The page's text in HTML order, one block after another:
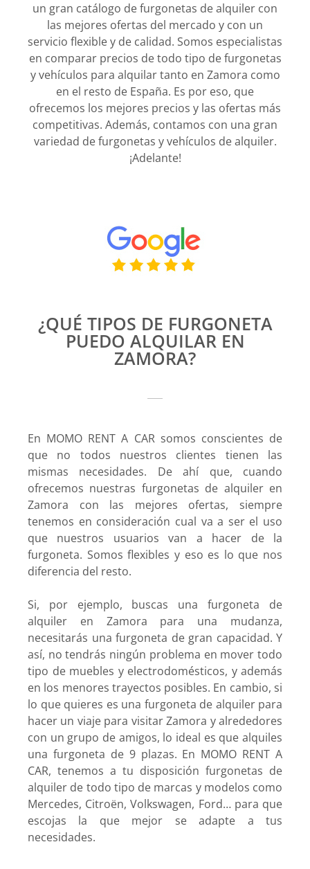
un gran catálogo de furgonetas de alquiler con
las mejores ofertas del mercado y con un
servicio flexible y de calidad. Somos especialistas
en comparar precios de todo tipo de furgonetas
y vehículos para alquilar tanto en Zamora como
en el resto de España. Es por eso, que
ofrecemos los mejores precios y las ofertas más
competitivas. Además, contamos con una gran
variedad de furgonetas y vehículos de alquiler.
¡Adelante!
¿QUÉ TIPOS DE FURGONETA
PUEDO ALQUILAR EN
ZAMORA?
En MOMO RENT A CAR somos conscientes de
que no todos nuestros clientes tienen las
mismas necesidades. De ahí que, cuando
ofrecemos nuestras furgonetas de alquiler en
Zamora con las mejores ofertas, siempre
tenemos en consideración cual va a ser el uso
que nuestros usuarios van a hacer de la
furgoneta. Somos flexibles y eso es lo que nos
diferencia del resto.
Si, por ejemplo, buscas una furgoneta de
alquiler en Zamora para una mudanza,
necesitarás una furgoneta de gran capacidad. Y
así, no tendrás ningún problema en mover todo
tipo de muebles y electrodomésticos, y además
en los menores trayectos posibles. En cambio, si
lo que quieres es una furgoneta de alquiler para
hacer un viaje para visitar Zamora y alrededores
con un grupo de amigos, lo ideal es que alquiles
una furgoneta de 9 plazas. En MOMO RENT A
CAR, tenemos a tu disposición furgonetas de
alquiler de todo tipo de marcas y modelos como
Mercedes, Citroën, Volkswagen, Ford… para que
escojas la que mejor se adapte a tus
necesidades.